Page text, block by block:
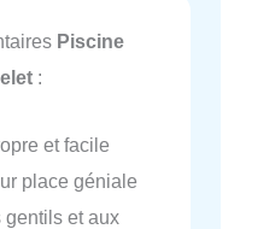
Piscine
:
et facile
place géniale
gentils et aux